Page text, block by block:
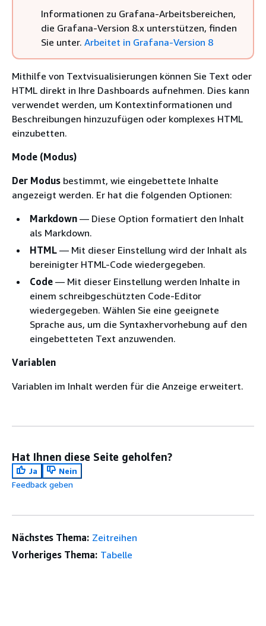
Informationen zu Grafana-Arbeitsbereichen,
die Grafana-Version 8.x unterstützen, finden
Sie unter. Arbeitet in Grafana-Version 8
Mithilfe von Textvisualisierungen können Sie Text oder
HTML direkt in Ihre Dashboards aufnehmen. Dies kann
verwendet werden, um Kontextinformationen und
Beschreibungen hinzuzufügen oder komplexes HTML
einzubetten.
Mode (Modus)
Der Modus bestimmt, wie eingebettete Inhalte
angezeigt werden. Er hat die folgenden Optionen:
Markdown — Diese Option formatiert den Inhalt
als Markdown.
HTML — Mit dieser Einstellung wird der Inhalt als
bereinigter HTML-Code wiedergegeben.
Code — Mit dieser Einstellung werden Inhalte in
einem schreibgeschützten Code-Editor
wiedergegeben. Wählen Sie eine geeignete
Sprache aus, um die Syntaxhervorhebung auf den
eingebetteten Text anzuwenden.
Variablen
Variablen im Inhalt werden für die Anzeige erweitert.
Hat Ihnen diese Seite geholfen?
Ja
Nein
Feedback geben
Nächstes Thema: Zeitreihen
Vorheriges Thema: Tabelle